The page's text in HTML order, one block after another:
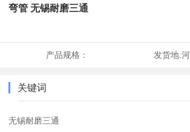
弯管 无锡耐磨三通
产品规格： 发货地:
关键词
无锡耐磨三通